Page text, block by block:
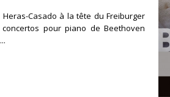
Casado à la tête du Freiburger
pour piano de Beethoven